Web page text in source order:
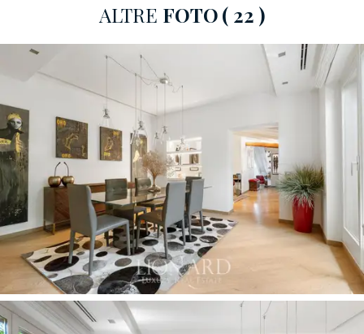
edificio storico di Milano, che rappresenta l'architettura
classica della città. L'immobile in vendita è stato
completamente ristrutturato
pochi anni fa e si
presenta in ottime condizioni. All'interno propone una
suddivisione moderna ed efficace degli spazi, offrendo
un
design pulito e accogliente.
All'ingresso, una scala
conduce alla zona giorno, caratterizzata da un salone
luminoso congrandi finestreesposte a est,
garantendo luce naturale per tutto il giorno. La cucina
abitabile e la sala da pranzo offrono ampi spazi per
momenti conviviali. La zona notte comprende tre
camere da letto e tre bagni, oltre a una cameretta
utilizzabile come palestra o lavanderia. Gli interni sono
arredati con gusto, con mobili su misura che valorizzano
ALTRE FOTO( 22 )